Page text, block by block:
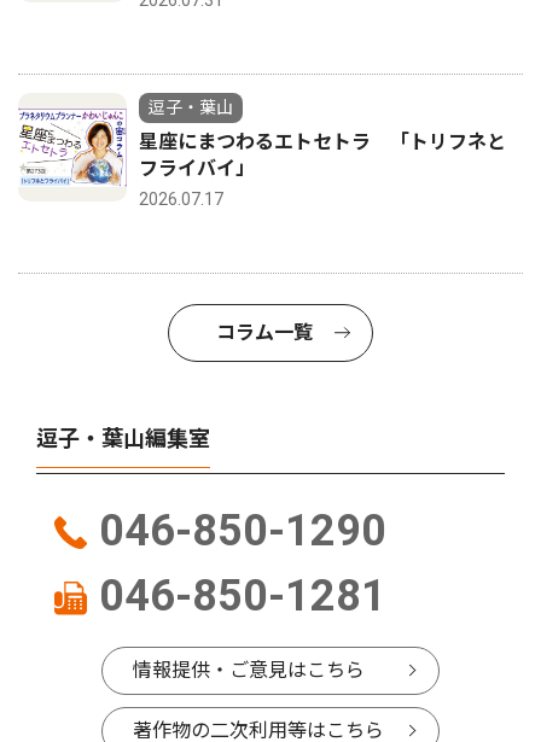
逗子・葉山
星座にまつわるエトセトラ 「トリフネと
フライバイ」
2026.07.17
コラム一覧
逗子・葉山編集室
046-850-1290
046-850-1281
情報提供・ご意見はこちら
著作物の二次利用等はこちら